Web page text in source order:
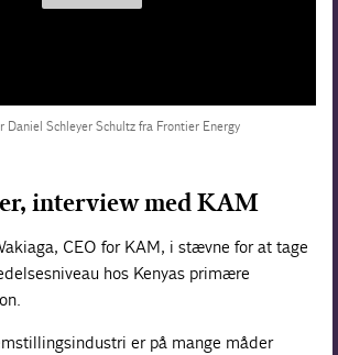
Daniel Schleyer Schultz fra Frontier Energy
interview med KAM
CEO for KAM, i stævne for at tage
hos Kenyas primære
er på mange måder